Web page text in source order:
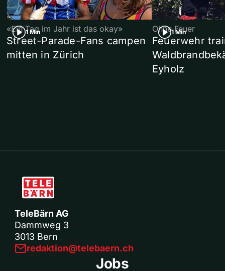
1 Min
«Ein Tag im Jahr ist das okay»
Street-Parade-Fans campen
mitten in Zürich
1 Min
Ohne Feuer
Feuerwehr
Eyholz
TeleBärn AG
Dammweg 3
3013 Bern
redaktion@telebaern.ch
Jobs